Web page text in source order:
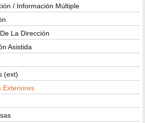
/ Información Múltiple
La Dirección
Asistida
(ext)
Exteriores